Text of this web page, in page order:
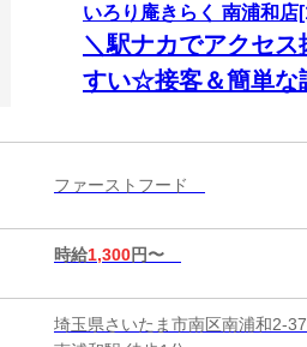
いろり庵きらく 南浦和店
＼駅ナカでアクセ
すい☆接客＆簡単な
ファーストフード
時給1,300円〜
埼玉県さいたま市南区南浦和2-